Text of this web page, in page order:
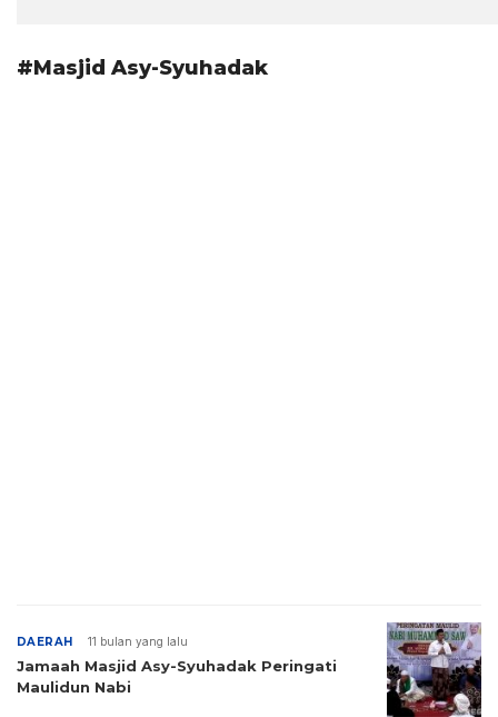
#Masjid Asy-Syuhadak
DAERAH 11 bulan yang lalu
Jamaah Masjid Asy-Syuhadak Peringati
Maulidun Nabi